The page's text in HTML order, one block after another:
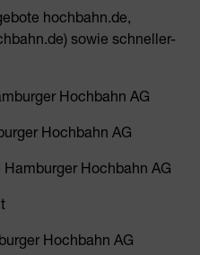
hochbahn.de,
sowie schneller-
Hochbahn AG
Hochbahn AG
Hochbahn AG
Hochbahn AG